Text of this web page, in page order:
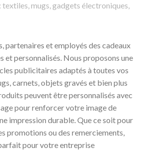
textiles, mugs, gadgets électroniques,
partenaires et employés des cadeaux
et personnalisés. Nous proposons une
publicitaires adaptés à toutes vos
carnets, objets gravés et bien plus
peuvent être personnalisés avec
pour renforcer votre image de
impression durable. Que ce soit pour
promotions ou des remerciements,
pour votre entreprise